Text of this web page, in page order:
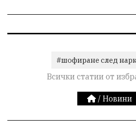
#шофиране след
Всички статии от
/ Новини